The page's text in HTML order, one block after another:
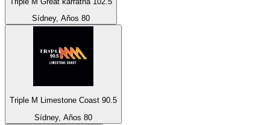
Sídney, Años 80
Triple M Limestone Coast 90.5
Sídney, Años 80